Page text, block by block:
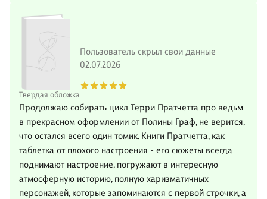
Твердая обложка
Пользователь скрыл свои данные
02.07.2026
Продолжаю собирать цикл Терри Пратчетта про ведьм
в прекрасном оформлении от Полины Граф, не верится,
что остался всего один томик. Книги Пратчетта, как
таблетка от плохого настроения - его сюжеты всегда
поднимают настроение, погружают в интересную
атмосферную историю, полную харизматичных
персонажей, которые запоминаются с первой строчки, а